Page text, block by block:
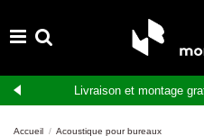
Livraison et montage
Accueil Acoustique pour bureaux